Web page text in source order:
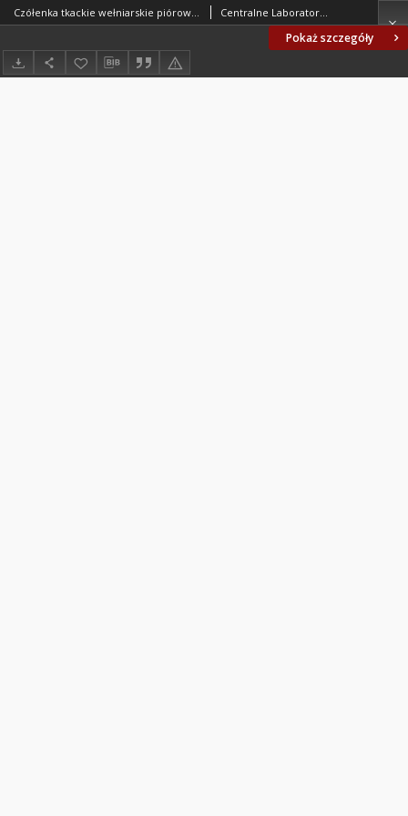
Pokaż szczegóły
Czółenka tkackie wełniarskie piórowe lignofolowe do krosien 100 WT BN-66/1858-01 Centralne Laboratorium Stosowania i Przetwórstwa Tworzyw Sztucznych. Oprac.